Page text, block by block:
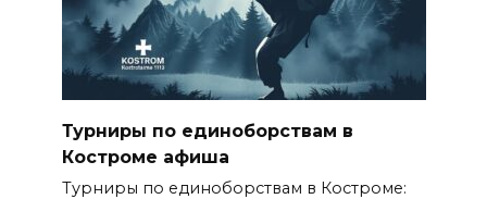
Турниры по единоборствам в
Костроме афиша
Турниры по единоборствам в Костроме: